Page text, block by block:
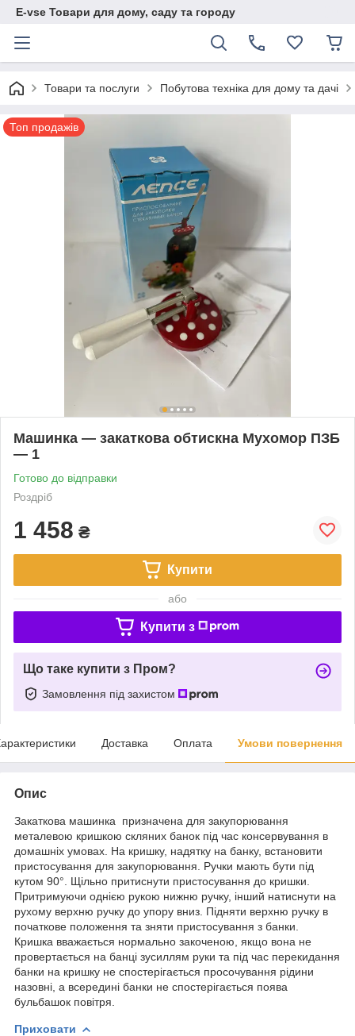
E-vse Товари для дому, саду та городу
Товари та послуги Побутова техніка для дому та дачі
Топ продажів
Машинка — закаткова обтискна Мухомор ПЗБ
— 1
Готово до відправки
Роздріб
1 458 ₴
Купити
або
Купити з
Що таке купити з Пром?
Замовлення під захистом
Доставка Оплата Умови повернення
Опис
Закаткова машинка призначена для закупорювання
металевою кришкою скляних банок під час консервування в
домашніх умовах. На кришку, надятку на банку, встановити
пристосування для закупорювання. Ручки мають бути під
кутом 90°. Щільно притиснути пристосування до кришки.
Притримуючи однією рукою нижню ручку, інший натиснути на
рухому верхню ручку до упору вниз. Підняти верхню ручку в
початкове положення та зняти пристосування з банки.
Кришка вважається нормально закоченою, якщо вона не
провертається на банці зусиллям руки та під час перекидання
банки на кришку не спостерігається просочування рідини
назовні, а всередині банки не спостерігається поява
бульбашок повітря.
Приховати